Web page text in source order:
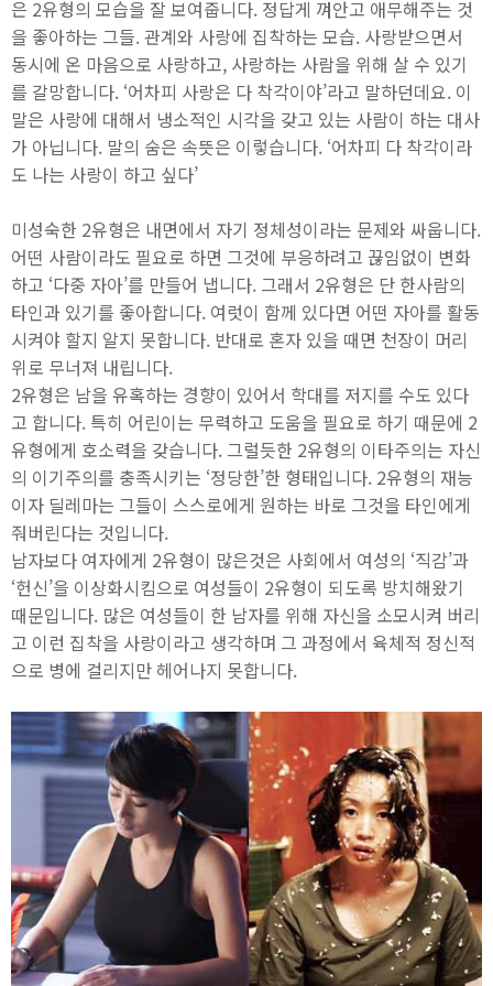
은 2유형의 모습을 잘 보여줍니다. 정답게 껴안고 애무해주는 것
을 좋아하는 그들. 관계와 사랑에 집착하는 모습. 사랑받으면서
동시에 온 마음으로 사랑하고, 사랑하는 사람을 위해 살 수 있기
를 갈망합니다. ‘어차피 사랑은 다 착각이야’라고 말하던데요. 이
말은 사랑에 대해서 냉소적인 시각을 갖고 있는 사람이 하는 대사
가 아닙니다. 말의 숨은 속뜻은 이렇습니다. ‘어차피 다 착각이라
도 나는 사랑이 하고 싶다’
미성숙한 2유형은 내면에서 자기 정체성이라는 문제와 싸웁니다.
어떤 사람이라도 필요로 하면 그것에 부응하려고 끊임없이 변화
하고 ‘다중 자아’를 만들어 냅니다. 그래서 2유형은 단 한사람의
타인과 있기를 좋아합니다. 여럿이 함께 있다면 어떤 자아를 활동
시켜야 할지 알지 못합니다. 반대로 혼자 있을 때면 천장이 머리
위로 무너져 내립니다.
2유형은 남을 유혹하는 경향이 있어서 학대를 저지를 수도 있다
고 합니다. 특히 어린이는 무력하고 도움을 필요로 하기 때문에 2
유형에게 호소력을 갖습니다. 그럴듯한 2유형의 이타주의는 자신
의 이기주의를 충족시키는 ‘정당한’한 형태입니다. 2유형의 재능
이자 딜레마는 그들이 스스로에게 원하는 바로 그것을 타인에게
줘버린다는 것입니다.
남자보다 여자에게 2유형이 많은것은 사회에서 여성의 ‘직감’과
‘헌신’을 이상화시킴으로 여성들이 2유형이 되도록 방치해왔기
때문입니다. 많은 여성들이 한 남자를 위해 자신을 소모시켜 버리
고 이런 집착을 사랑이라고 생각하며 그 과정에서 육체적 정신적
으로 병에 걸리지만 헤어나지 못합니다.